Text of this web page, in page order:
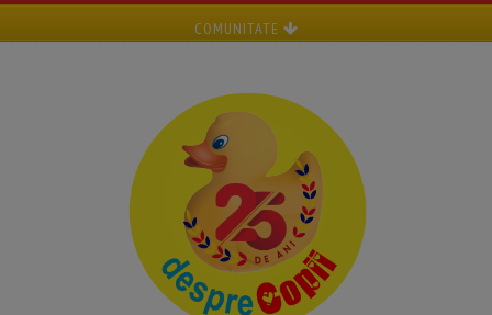
COMUNITATE